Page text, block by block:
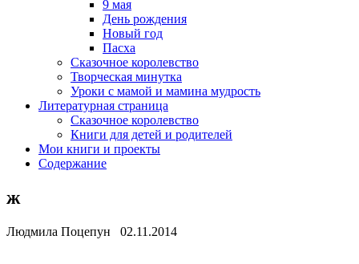
9 мая
День рождения
Новый год
Пасха
Сказочное королевство
Творческая минутка
Уроки с мамой и мамина мудрость
Литературная страница
Сказочное королевство
Книги для детей и родителей
Мои книги и проекты
Содержание
ж
Людмила Поцепун 02.11.2014